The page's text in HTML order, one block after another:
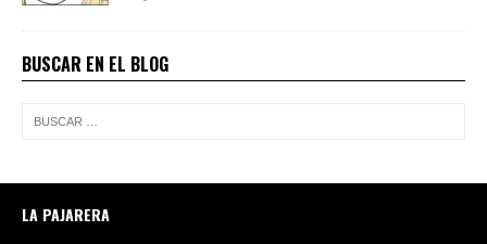
BUSCAR EN EL BLOG
LA PAJARERA